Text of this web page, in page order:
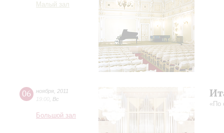
Малый зал
06 ноября 2011
19:00 Вс
Большой зал
«По